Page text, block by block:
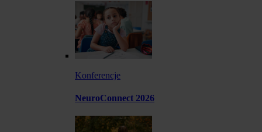
Konferencje
NeuroConnect 2026